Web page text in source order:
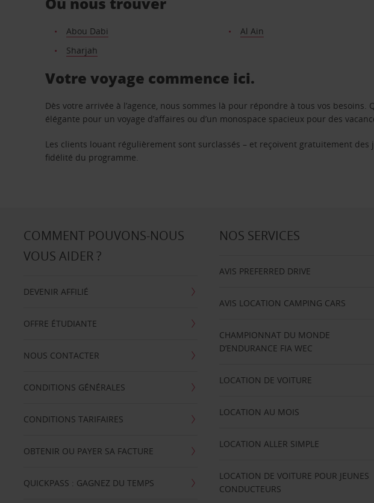
Abou Dabi Al Ain
Sharjah
Votre voyage commence ici.
Dès votre arrivée à l’agence, nous sommes là pour répondre à tous vos
élégante pour un voyage d’affaires ou d’un monospace spacieux pour des
Les clients louant régulièrement sont surclassés – et reçoivent gratuitement
fidélité du programme.
COMMENT POUVONS-NOUS
VOUS AIDER ?
DEVENIR AFFILIÉ
OFFRE ÉTUDIANTE
NOUS CONTACTER
CONDITIONS GÉNÉRALES
CONDITIONS TARIFAIRES
OBTENIR OU PAYER SA FACTURE
QUICKPASS : GAGNEZ DU TEMPS
NOS SERVICES
AVIS PREFERRED DRIVE
AVIS LOCATION CAMPING CARS
CHAMPIONNAT DU MONDE
D’ENDURANCE FIA WEC
LOCATION DE VOITURE
LOCATION AU MOIS
LOCATION ALLER SIMPLE
LOCATION DE VOITURE POUR JEUNES
CONDUCTEURS